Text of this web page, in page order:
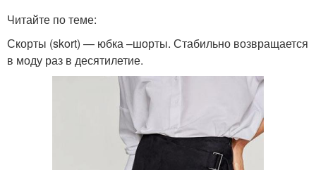
Читайте по теме:
Скорты (skort) — юбка –шорты. Стабильно возвращается
в моду раз в десятилетие.